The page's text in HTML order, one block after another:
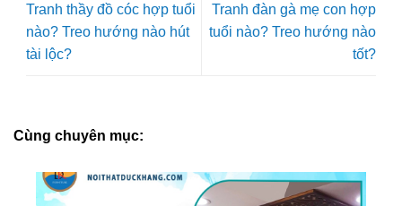
Tranh thầy đồ cóc hợp tuổi
nào? Treo hướng nào hút
tài lộc?
Tranh đàn gà mẹ con hợp
tuổi nào? Treo hướng nào
tốt?
Cùng chuyên mục: